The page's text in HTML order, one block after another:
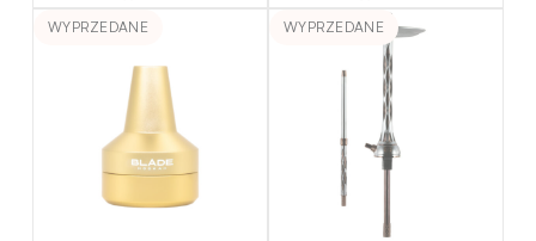
WYPRZEDANE WYPRZEDANE